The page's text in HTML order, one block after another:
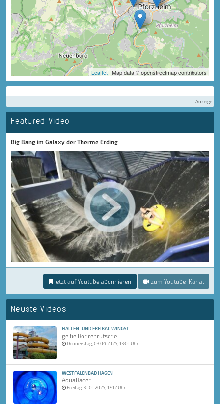
Leaflet | Map data © openstreetmap contributors
Anzeige
Featured Video
Big Bang im Galaxy der Therme Erding
jetzt auf Youtube abonnieren zum Youtube-Kanal
Neuste Videos
HALLEN- UND FREIBAD WINGST
gelbe Röhrenrutsche
Donnerstag, 03.04.2025, 13:01 Uhr
WESTFALENBAD HAGEN
AquaRacer
Freitag, 31.01.2025, 12:12 Uhr